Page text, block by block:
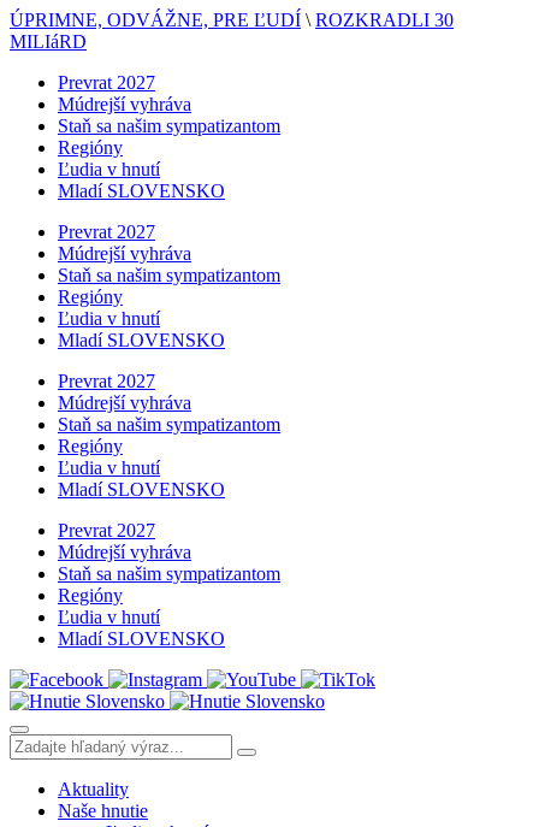
ÚPRIMNE, ODVÁŽNE, PRE ĽUDÍ \ ROZKRADLI 30
MILIáRD
Prevrat 2027
Múdrejší vyhráva
Staň sa našim sympatizantom
Regióny
Ľudia v hnutí
Mladí SLOVENSKO
Prevrat 2027
Múdrejší vyhráva
Staň sa našim sympatizantom
Regióny
Ľudia v hnutí
Mladí SLOVENSKO
Prevrat 2027
Múdrejší vyhráva
Staň sa našim sympatizantom
Regióny
Ľudia v hnutí
Mladí SLOVENSKO
Prevrat 2027
Múdrejší vyhráva
Staň sa našim sympatizantom
Regióny
Ľudia v hnutí
Mladí SLOVENSKO
Aktuality
Naše hnutie